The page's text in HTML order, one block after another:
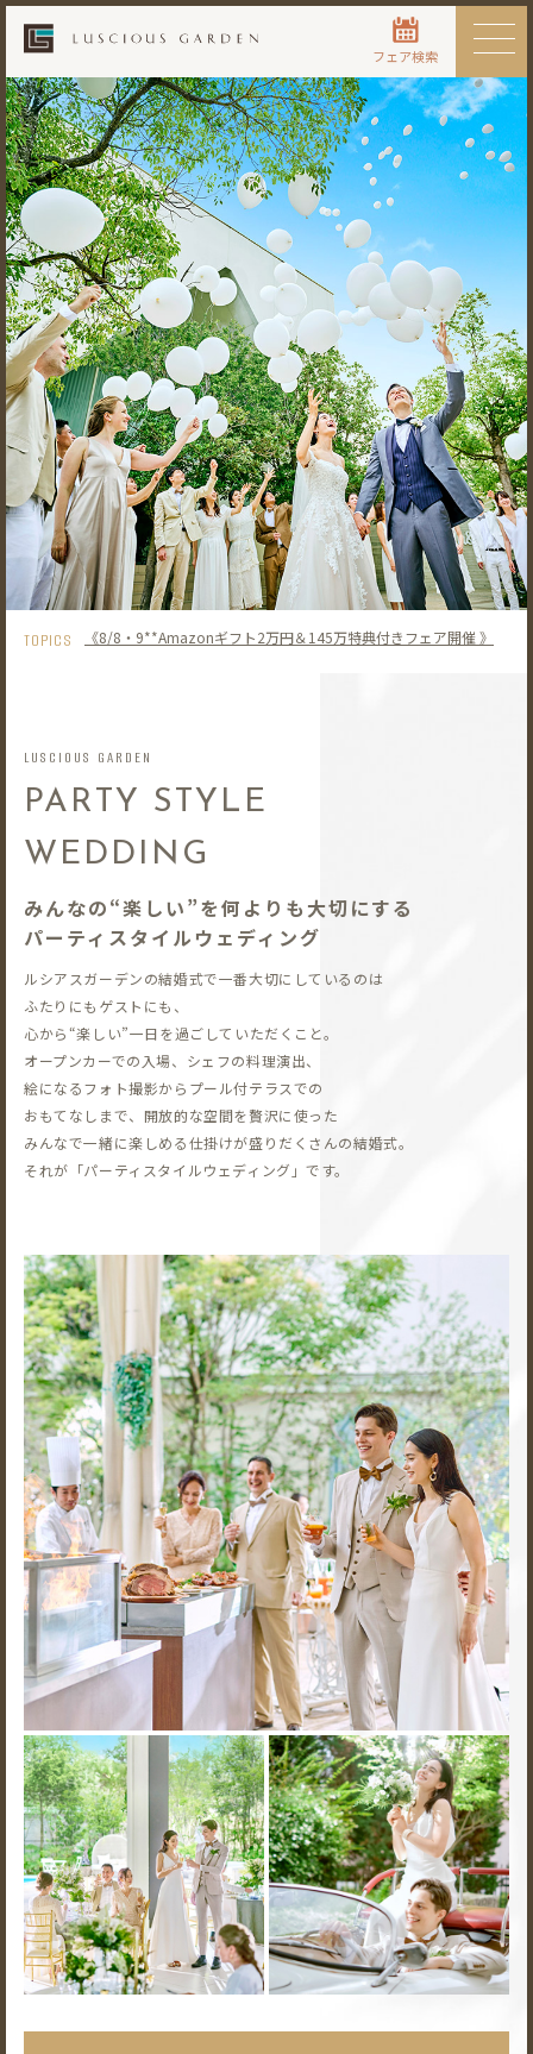
フェア検索
TOPICS 《8/8・9**Amazonギフト2万円＆145万特典付きフェア開催 》
LUSCIOUS GARDEN
PARTY STYLE
WEDDING
みんなの“楽しい”を何よりも大切にする
パーティスタイルウェディング
ルシアスガーデンの結婚式で一番大切にしているのは
ふたりにもゲストにも、
心から“楽しい”一日を過ごしていただくこと。
オープンカーでの入場、シェフの料理演出、
絵になるフォト撮影から プール付テラスでの
おもてなしまで、開放的な空間を贅沢に使った
みんなで一緒に楽しめる仕掛けが盛りだくさんの結婚式。
それが「パーティスタイルウェディング」です。